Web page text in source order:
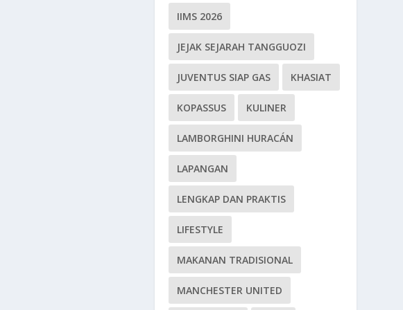
IIMS 2026
JEJAK SEJARAH TANGGUOZI
JUVENTUS SIAP GAS KHASIAT
KOPASSUS KULINER
LAMBORGHINI HURACÁN
LAPANGAN
LENGKAP DAN PRAKTIS
LIFESTYLE
MAKANAN TRADISIONAL
MANCHESTER UNITED